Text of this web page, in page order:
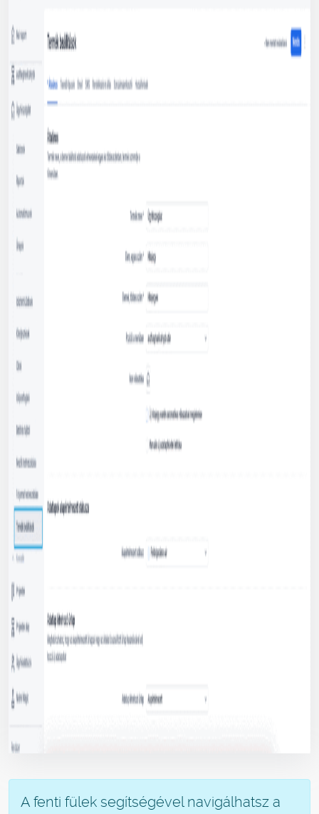
A fenti fülek segítségével navigálhatsz a